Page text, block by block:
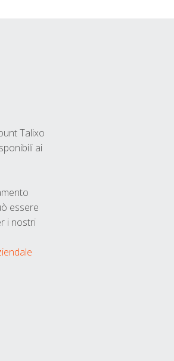
Talixo
ai
essere
i nostri